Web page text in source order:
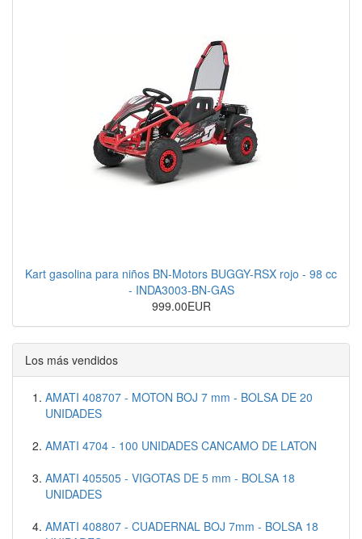
Kart gasolina para niños BN-Motors BUGGY-RSX rojo - 98 cc
- INDA3003-BN-GAS
999.00EUR
Los más vendidos
AMATI 408707 - MOTON BOJ 7 mm - BOLSA DE 20
UNIDADES
AMATI 4704 - 100 UNIDADES CANCAMO DE LATON
AMATI 405505 - VIGOTAS DE 5 mm - BOLSA 18
UNIDADES
AMATI 408807 - CUADERNAL BOJ 7mm - BOLSA 18